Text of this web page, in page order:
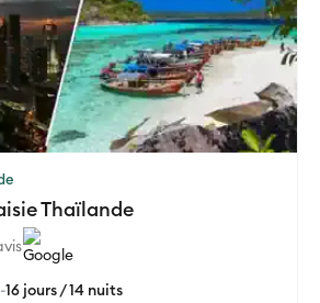
Thaïlande
-16 jours / 14 nuits